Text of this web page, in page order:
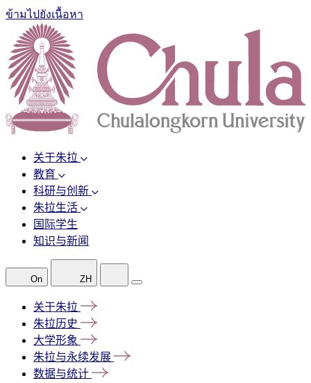
ข้ามไปยังเนื้อหา
关于朱拉
教育
科研与创新
朱拉生活
国际学生
知识与新闻
On ZH
关于朱拉
朱拉历史
大学形象
朱拉与永续发展
数据与统计